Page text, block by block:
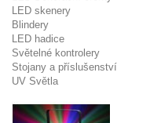
LED skenery
Blindery
LED hadice
Světelné kontrolery
Stojany a příslušenství
UV Světla